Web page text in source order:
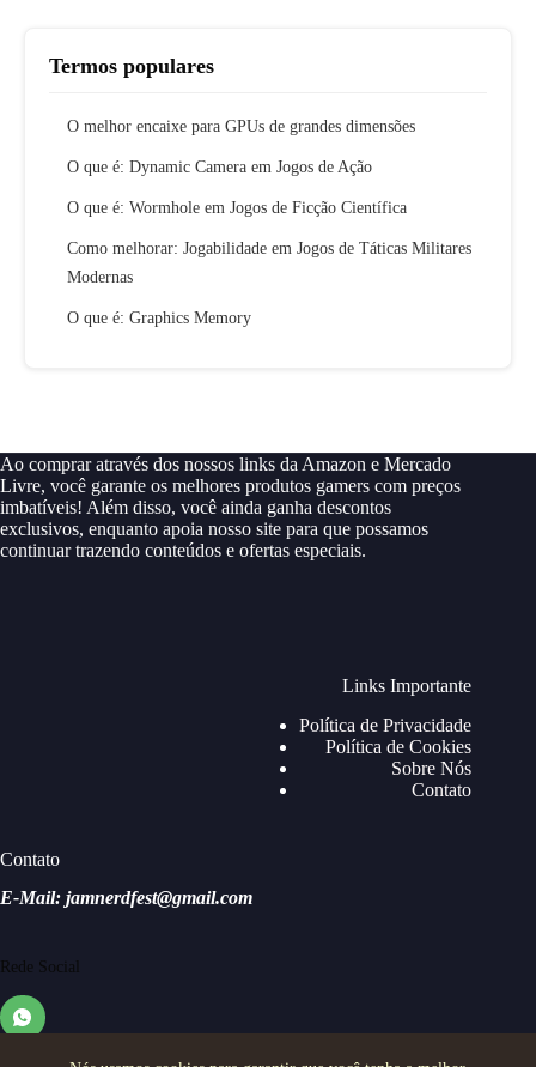
Termos populares
O melhor encaixe para GPUs de grandes dimensões
O que é: Dynamic Camera em Jogos de Ação
O que é: Wormhole em Jogos de Ficção Científica
Como melhorar: Jogabilidade em Jogos de Táticas Militares
Modernas
O que é: Graphics Memory
Ao comprar através dos nossos links da Amazon e Mercado
Livre, você garante os melhores produtos gamers com preços
imbatíveis! Além disso, você ainda ganha descontos
exclusivos, enquanto apoia nosso site para que possamos
continuar trazendo conteúdos e ofertas especiais.
Links Importante
Política de Privacidade
Política de Cookies
Sobre Nós
Contato
Contato
E-Mail: jamnerdfest@gmail.com
Rede Social